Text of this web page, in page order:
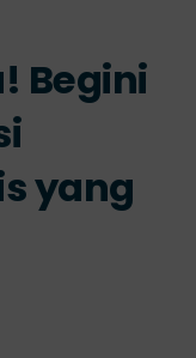
Begini
yang